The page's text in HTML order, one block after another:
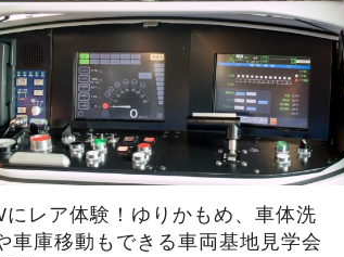
にレア体験！ゆりかもめ、車体洗
車庫移動もできる車両基地見学会